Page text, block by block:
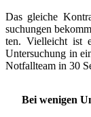
Das glei­che
suchungen
ten. Viel­leicht ist
Unter­­suchung in
Not­­fall­­team in 30
Bei weni­gen